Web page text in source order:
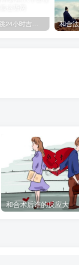
和合术后谁的反应大